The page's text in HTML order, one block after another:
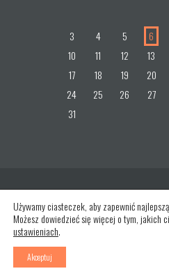
3
4 5 6
10
11 12 13
17
18 19 20
24
25 26 27
31
Używamy ciasteczek, aby zapewnić
Możesz dowiedzieć się więcej o tym, jakich
ustawieniach.
Akceptuj